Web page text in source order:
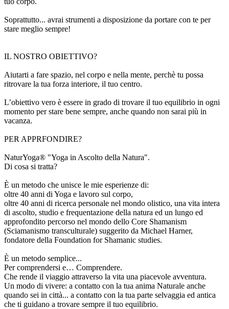
Soprattutto... avrai strumenti a disposizione da portare con te per
stare meglio sempre!
IL NOSTRO OBIETTIVO?
Aiutarti a fare spazio, nel corpo e nella mente, perchè tu possa
ritrovare la tua forza interiore, il tuo centro.
L’obiettivo vero è essere in grado di trovare il tuo equilibrio in ogni
momento per stare bene sempre, anche quando non sarai più in
vacanza.
PER APPRFONDIRE?
NaturYoga® "Yoga in Ascolto della Natura".
Di cosa si tratta?
È un metodo che unisce le mie esperienze di:
oltre 40 anni di Yoga e lavoro sul corpo,
oltre 40 anni di ricerca personale nel mondo olistico, una vita intera
di ascolto, studio e frequentazione della natura ed un lungo ed
approfondito percorso nel mondo dello Core Shamanism
(Sciamanismo transculturale) suggerito da Michael Harner,
fondatore della Foundation for Shamanic studies.
È un metodo semplice...
Per comprendersi e… Comprendere.
Che rende il viaggio attraverso la vita una piacevole avventura.
Un modo di vivere: a contatto con la tua anima Naturale anche
quando sei in città... a contatto con la tua parte selvaggia ed antica
che ti guidano a trovare sempre il tuo equilibrio.